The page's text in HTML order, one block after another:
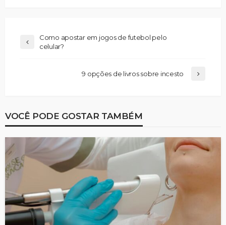
Como apostar em jogos de futebol pelo
celular?
9 opções de livros sobre incesto
VOCÊ PODE GOSTAR TAMBÉM